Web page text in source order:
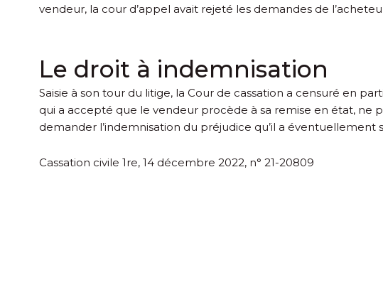
vendeur, la cour d’appel avait rejeté les demandes de
Le droit à indemnisation
Saisie à son tour du litige, la Cour de cassation a censuré en
qui a accepté que le vendeur procède à sa remise en état, ne
demander l’indemnisation du préjudice qu’il a éventuellement
Cassation civile 1re, 14 décembre 2022, n° 21-20809